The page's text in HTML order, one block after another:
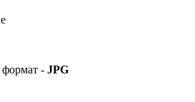
формат - JPG